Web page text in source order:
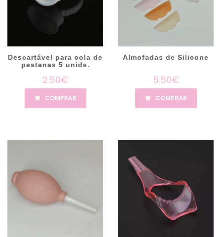
Descartável para cola de
pestanas 5 unids.
2.50€
COMPRAR
Almofadas de Silicone
5.50€
COMPRAR